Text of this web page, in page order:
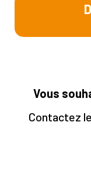
Vous
Contactez